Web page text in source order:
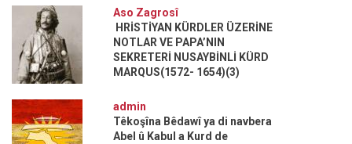
Aso Zagrosî
HRİSTİYAN KÜRDLER ÜZERİNE
NOTLAR VE PAPA’NIN
SEKRETERİ NUSAYBİNLİ KÜRD
MARQUS(1572- 1654)(3)
admin
Têkoşîna Bêdawî ya di navbera
Abel û Kabul a Kurd de